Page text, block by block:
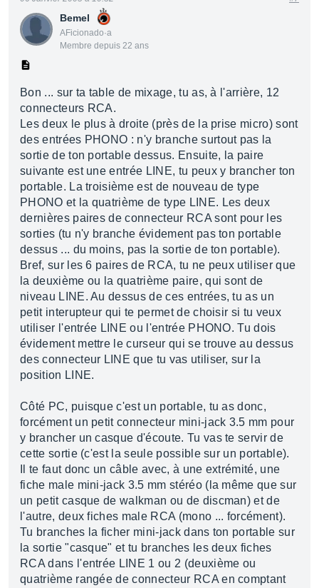
Bemel
AFicionado·a
Membre depuis 22 ans
Bon ... sur ta table de mixage, tu as, à l'arrière, 12
connecteurs RCA.
Les deux le plus à droite (près de la prise micro) sont
des entrées PHONO : n'y branche surtout pas la
sortie de ton portable dessus. Ensuite, la paire
suivante est une entrée LINE, tu peux y brancher ton
portable. La troisième est de nouveau de type
PHONO et la quatrième de type LINE. Les deux
dernières paires de connecteur RCA sont pour les
sorties (tu n'y branche évidement pas ton portable
dessus ... du moins, pas la sortie de ton portable).
Bref, sur les 6 paires de RCA, tu ne peux utiliser que
la deuxième ou la quatrième paire, qui sont de
niveau LINE. Au dessus de ces entrées, tu as un
petit interupteur qui te permet de choisir si tu veux
utiliser l'entrée LINE ou l'entrée PHONO. Tu dois
évidement mettre le curseur qui se trouve au dessus
des connecteur LINE que tu vas utiliser, sur la
position LINE.
Côté PC, puisque c'est un portable, tu as donc,
forcément un petit connecteur mini-jack 3.5 mm pour
y brancher un casque d'écoute. Tu vas te servir de
cette sortie (c'est la seule possible sur un portable).
Il te faut donc un câble avec, à une extrémité, une
fiche male mini-jack 3.5 mm stéréo (la même que sur
un petit casque de walkman ou de discman) et de
l'autre, deux fiches male RCA (mono ... forcément).
Tu branches la ficher mini-jack dans ton portable sur
la sortie "casque" et tu branches les deux fiches
RCA dans l'entrée LINE 1 ou 2 (deuxième ou
quatrième rangée de connecteur RCA en comptant